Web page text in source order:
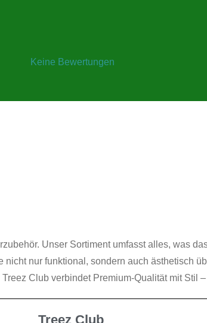
Keine Bewertungen
Unser Sortiment umfasst alles, was
nur funktional, sondern auch ästhetisch
Club verbindet Premium-Qualität mit Stil
Treez Club